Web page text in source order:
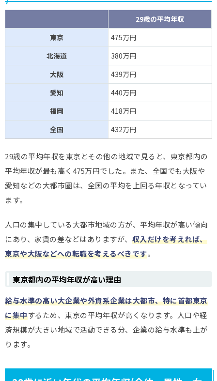
29歳の平均年収
東京
475万円
北海道
380万円
大阪
439万円
愛知
440万円
福岡
418万円
全国
432万円
29歳の平均年収を東京とその他の地域で見ると、東京都内の
平均年収が最も高く475万円でした。また、全国でも大阪や
愛知などの大都市圏は、全国の平均を上回る年収となってい
ます。
人口の集中している大都市地域の方が、平均年収が高い傾向
にあり、家賃の差などはありますが、 収入だけを考えれば、
東京や大阪などへの転職を考えるべきです。
東京都内の平均年収が高い理由
給与水準の高い大企業や外資系企業は大都市、特に首都東京
に集中するため、東京の平均年収が高くなります。人口や経
済規模が大きい地域で活動できる分、企業の給与水準も上が
ります。